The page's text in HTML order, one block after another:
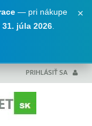
×
— pri nákupe
31. júla 2026
PRIHLÁSIŤ SA